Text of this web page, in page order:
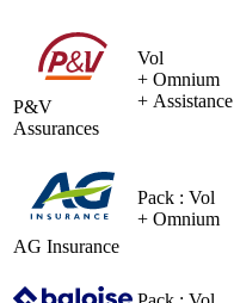
P&V
Assurances
Vol
+ Omnium
+ Assistance
AG Insurance
Pack : Vol
+ Omnium